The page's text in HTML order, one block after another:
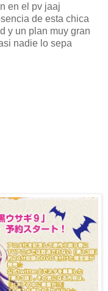
en el pv jaaj
de esta chica
y un plan muy gran
nadie lo sepa